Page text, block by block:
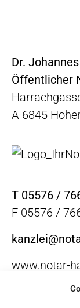
Dr.
Öffentlicher
A-6845
T 05576 /
F 05576 /
www.notar-